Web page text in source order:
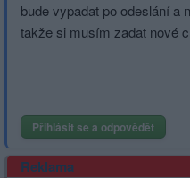
bude vypadat po odeslání a
takže si musím zadat nové
Přihlásit se a odpovědět
Reklama